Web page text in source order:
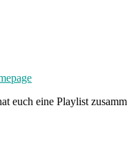
euch eine Playlist